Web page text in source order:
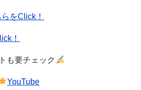
をClick！
！
も要チェック
YouTube